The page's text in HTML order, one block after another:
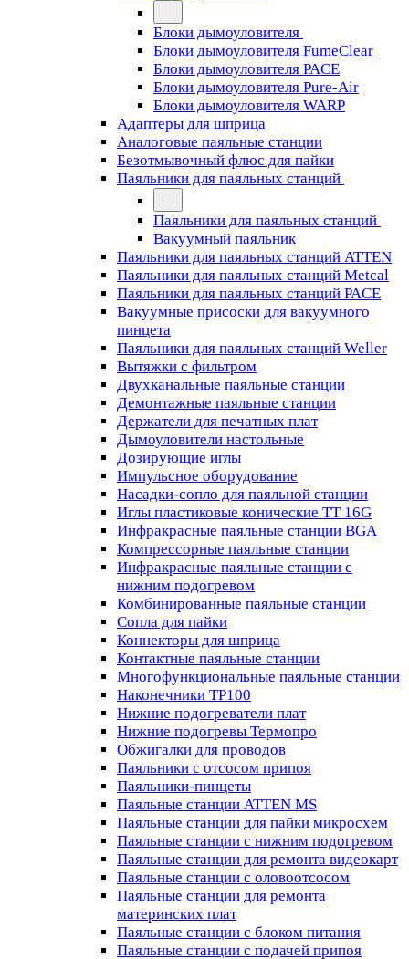
Блоки дымоуловителя
Блоки дымоуловителя FumeClear
Блоки дымоуловителя PACE
Блоки дымоуловителя Pure-Air
Блоки дымоуловителя WARP
Адаптеры для шприца
Аналоговые паяльные станции
Безотмывочный флюс для пайки
Паяльники для паяльных станций
Паяльники для паяльных станций
Вакуумный паяльник
Паяльники для паяльных станций ATTEN
Паяльники для паяльных станций Metcal
Паяльники для паяльных станций PACE
Вакуумные присоски для вакуумного
пинцета
Паяльники для паяльных станций Weller
Вытяжки с фильтром
Двухканальные паяльные станции
Демонтажные паяльные станции
Держатели для печатных плат
Дымоуловители настольные
Дозирующие иглы
Импульсное оборудование
Насадки-сопло для паяльной станции
Иглы пластиковые конические TT 16G
Инфракрасные паяльные станции BGA
Компрессорные паяльные станции
Инфракрасные паяльные станции с
нижним подогревом
Комбинированные паяльные станции
Сопла для пайки
Коннекторы для шприца
Контактные паяльные станции
Многофункциональные паяльные станции
Наконечники TP100
Нижние подогреватели плат
Нижние подогревы Термопро
Обжигалки для проводов
Паяльники с отсосом припоя
Паяльники-пинцеты
Паяльные станции ATTEN MS
Паяльные станции для пайки микросхем
Паяльные станции с нижним подогревом
Паяльные станции для ремонта видеокарт
Паяльные станции с оловоотсосом
Паяльные станции для ремонта
материнских плат
Паяльные станции с блоком питания
Паяльные станции с подачей припоя